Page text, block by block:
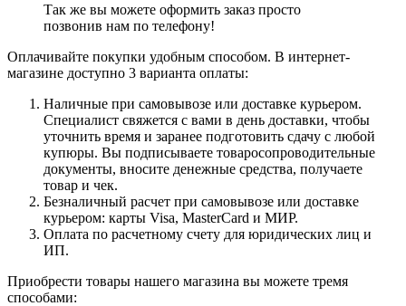
Так же вы можете оформить заказ просто
позвонив нам по телефону!
Оплачивайте покупки удобным способом. В интернет-
магазине доступно 3 варианта оплаты:
Наличные при самовывозе или доставке курьером.
Специалист свяжется с вами в день доставки, чтобы
уточнить время и заранее подготовить сдачу с любой
купюры. Вы подписываете товаросопроводительные
документы, вносите денежные средства, получаете
товар и чек.
Безналичный расчет при самовывозе или доставке
курьером: карты Visa, MasterCard и МИР.
Оплата по расчетному счету для юридических лиц и
ИП.
Приобрести товары нашего магазина вы можете тремя
способами: